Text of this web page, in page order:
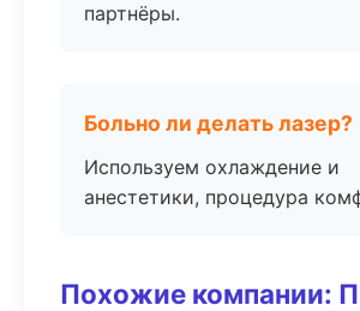
партнёры.
Больно ли делать лазер?
Используем охлаждение и
анестетики, процедура
Похожие компании: